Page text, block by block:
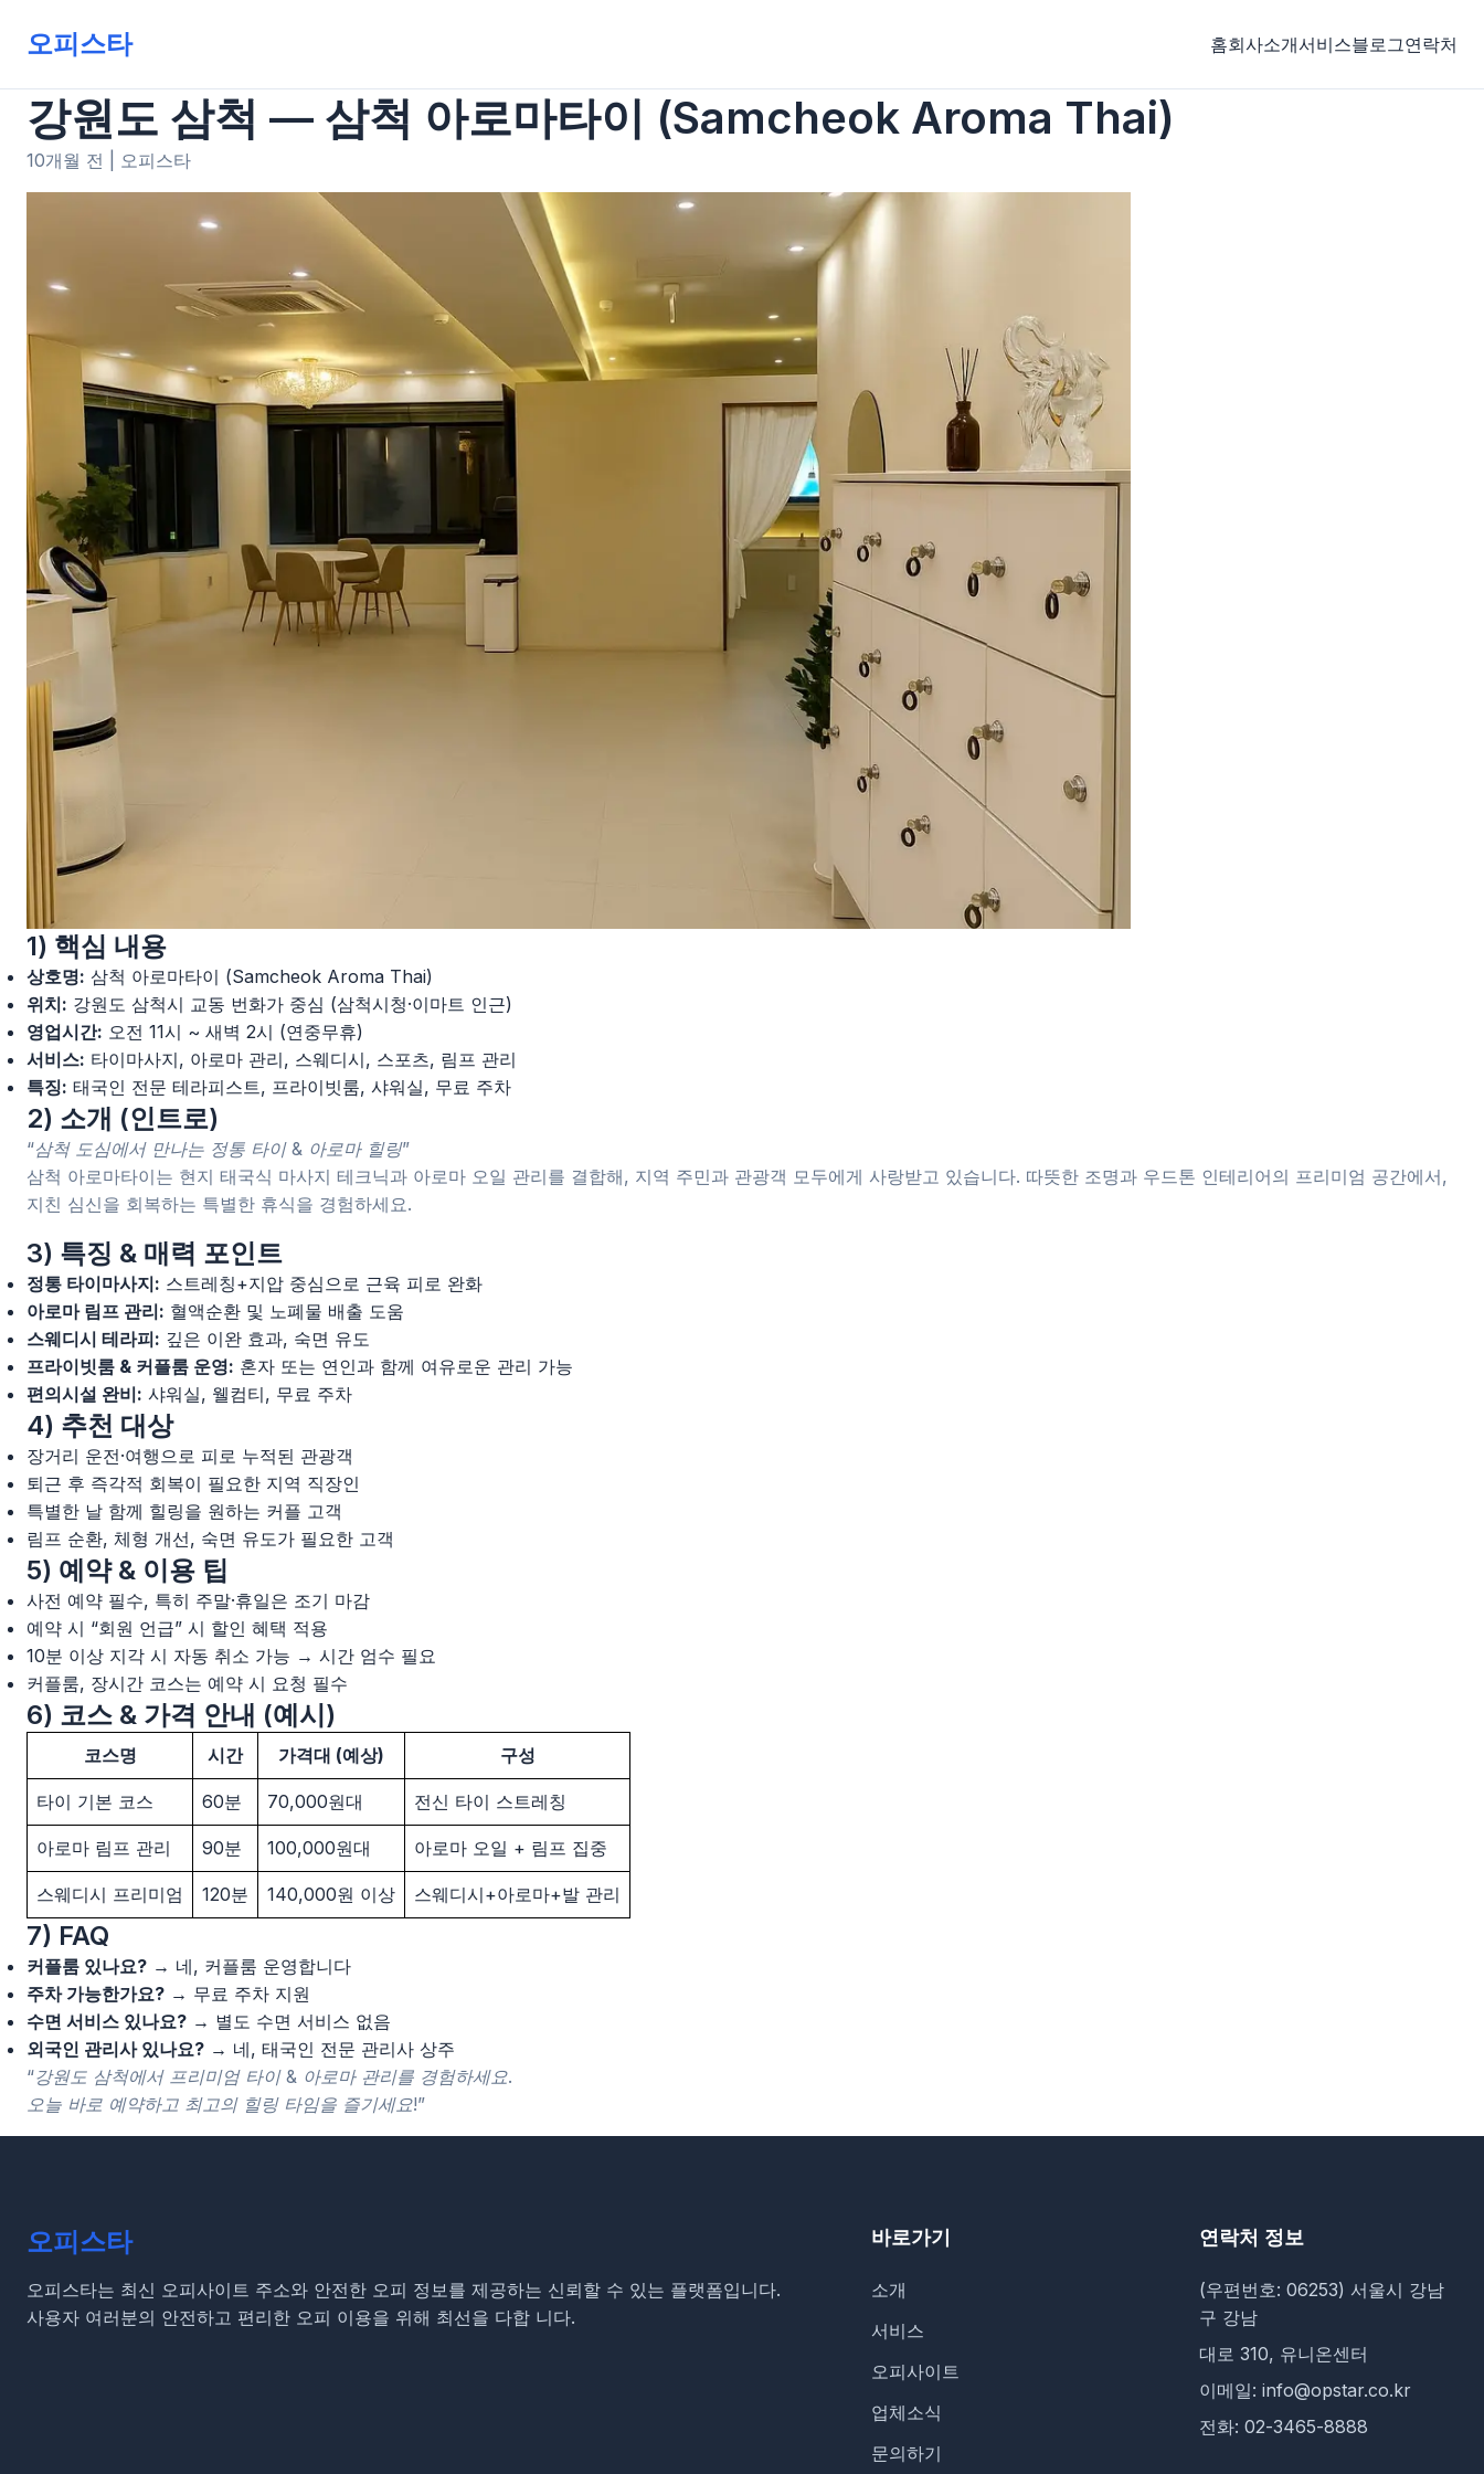
오피스타 홈회사소개서비스블로그연락처
강원도 삼척 — 삼척 아로마타이 (Samcheok Aroma Thai)
10개월 전 오피스타
1) 핵심 내용
상호명: 삼척 아로마타이 (Samcheok Aroma Thai)
위치: 강원도 삼척시 교동 번화가 중심 (삼척시청·이마트 인근)
영업시간: 오전 11시 ~ 새벽 2시 (연중무휴)
서비스: 타이마사지, 아로마 관리, 스웨디시, 스포츠, 림프 관리
특징: 태국인 전문 테라피스트, 프라이빗룸, 샤워실, 무료 주차
2) 소개 (인트로)
“삼척 도심에서 만나는 정통 타이 & 아로마 힐링”
삼척 아로마타이는 현지 태국식 마사지 테크닉과 아로마 오일 관리를 결합해, 지역 주민과 관광객 모두에게 사랑받고 있습니다. 따뜻한 조명과 우드톤 인테리어의 프리미엄 공간에서,
지친 심신을 회복하는 특별한 휴식을 경험하세요.
3) 특징 & 매력 포인트
정통 타이마사지: 스트레칭+지압 중심으로 근육 피로 완화
아로마 림프 관리: 혈액순환 및 노폐물 배출 도움
스웨디시 테라피: 깊은 이완 효과, 숙면 유도
프라이빗룸 & 커플룸 운영: 혼자 또는 연인과 함께 여유로운 관리 가능
편의시설 완비: 샤워실, 웰컴티, 무료 주차
4) 추천 대상
장거리 운전·여행으로 피로 누적된 관광객
퇴근 후 즉각적 회복이 필요한 지역 직장인
특별한 날 함께 힐링을 원하는 커플 고객
림프 순환, 체형 개선, 숙면 유도가 필요한 고객
5) 예약 & 이용 팁
사전 예약 필수, 특히 주말·휴일은 조기 마감
예약 시 “회원 언급” 시 할인 혜택 적용
10분 이상 지각 시 자동 취소 가능 → 시간 엄수 필요
커플룸, 장시간 코스는 예약 시 요청 필수
6) 코스 & 가격 안내 (예시)
코스명 시간 가격대 (예상) 구성
타이 기본 코스 60분 70,000원대 전신 타이 스트레칭
아로마 림프 관리 90분 100,000원대 아로마 오일 + 림프 집중
스웨디시 프리미엄 120분 140,000원 이상 스웨디시+아로마+발 관리
7) FAQ
커플룸 있나요? → 네, 커플룸 운영합니다
주차 가능한가요? → 무료 주차 지원
수면 서비스 있나요? → 별도 수면 서비스 없음
외국인 관리사 있나요? → 네, 태국인 전문 관리사 상주
“강원도 삼척에서 프리미엄 타이 & 아로마 관리를 경험하세요.
오늘 바로 예약하고 최고의 힐링 타임을 즐기세요!”
오피스타
오피스타는 최신 오피사이트 주소와 안전한 오피 정보를 제공하는 신뢰할 수 있는 플랫폼입니다.
사용자 여러분의 안전하고 편리한 오피 이용을 위해 최선을 다합 니다.
바로가기
소개
서비스
오피사이트
업체소식
문의하기
연락처 정보
(우편번호: 06253) 서울시 강남
구 강남
대로 310, 유니온센터
이메일: info@opstar.co.kr
전화: 02-3465-8888